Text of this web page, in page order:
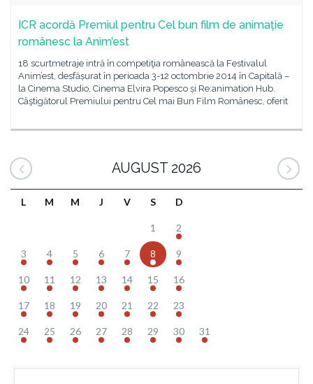
ICR acordă Premiul pentru Cel bun film de animație
românesc la Anim’est
18 scurtmetraje intră în competiţia românească la Festivalul
Anim’est, desfășurat în perioada 3-12 octombrie 2014 în Capitală –
la Cinema Studio, Cinema Elvira Popesco și Re:animation Hub.
Câştigătorul Premiului pentru Cel mai Bun Film Românesc, oferit
AUGUST 2026
L M M J V S D
1 2
3 4 5 6 7 8 9
10 11 12 13 14 15 16
17 18 19 20 21 22 23
24 25 26 27 28 29 30 31